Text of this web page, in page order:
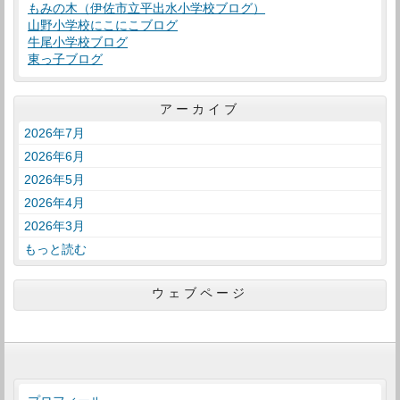
もみの木（伊佐市立平出水小学校ブログ）
山野小学校にこにこブログ
牛尾小学校ブログ
東っ子ブログ
アーカイブ
2026年7月
2026年6月
2026年5月
2026年4月
2026年3月
もっと読む
ウェブページ